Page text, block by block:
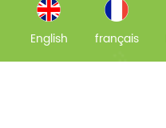
English français